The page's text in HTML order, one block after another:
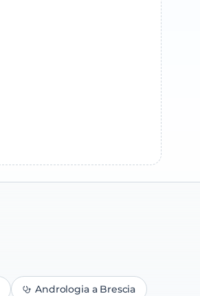
Andrologiaa Brescia